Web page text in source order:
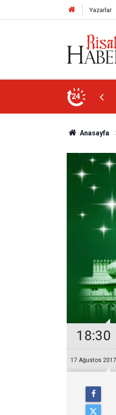
Yazarlar
24
bir ağaç gibi faydalı kıl
Anasayfa
18:30
17 Ağustos 2017